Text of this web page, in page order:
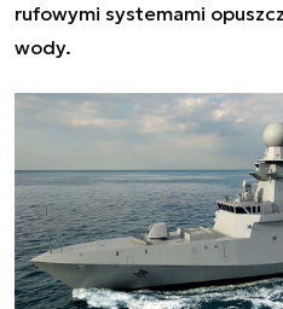
rufowymi systemami
wody.